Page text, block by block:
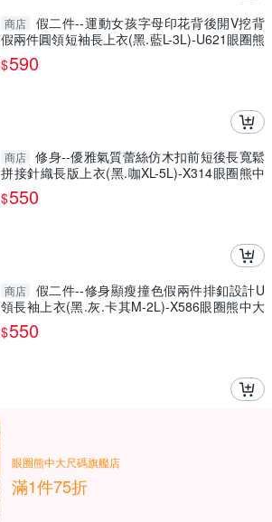
商店
假二件--運動女孩字母印花背後開V挖背
假兩件圓領短袖長上衣(黑.藍L-3L)-U621眼圈熊
中大尺碼
$590
商店 修身--優雅氣質蕾絲仿木扣前短後長寬鬆
拼接針織長版上衣(黑.咖XL-5L)-X314眼圈熊中
大尺碼
$550
商店
假二件--修身顯瘦撞色假兩件排釦設計U
領長袖上衣(黑.灰.卡其M-2L)-X586眼圈熊中大
尺碼
$550
眼圈熊中大尺碼旗艦店
滿1件75折